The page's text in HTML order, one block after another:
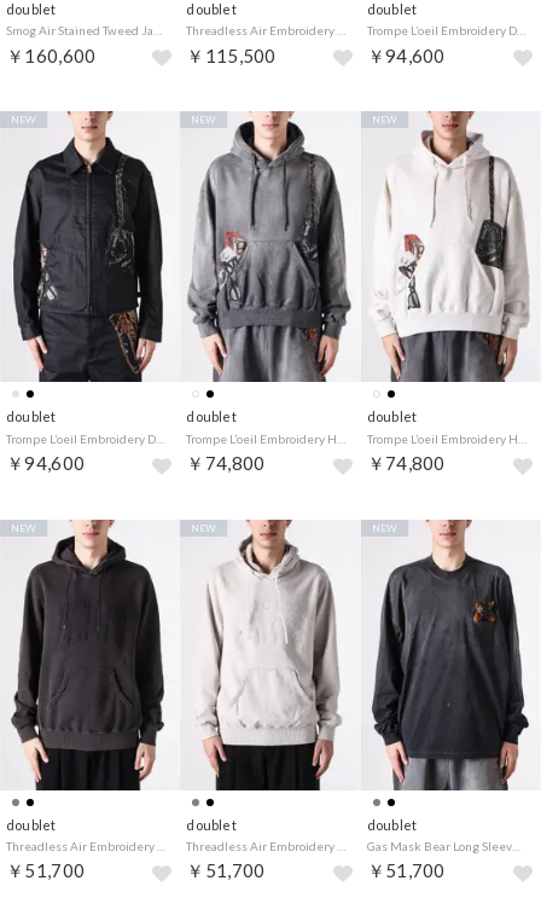
doublet
￥160,600
doublet
￥115,500
doublet
Trompe L’oeil Embroidery Drizzler Jacket （Beige）
￥94,600
doublet
￥94,600
NEW
doublet
￥74,800
NEW
doublet
￥74,800
NEW
doublet
￥51,700
NEW
doublet
￥51,700
NEW
doublet
Gas Mask Bear Long Sleeve T-shirt （Black）
￥51,700
NEW